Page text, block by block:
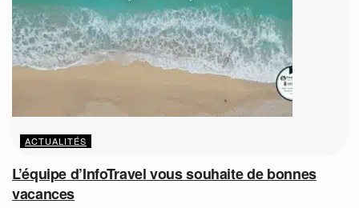
ACTUALITÉS
L’équipe d’InfoTravel vous souhaite de bonnes
vacances